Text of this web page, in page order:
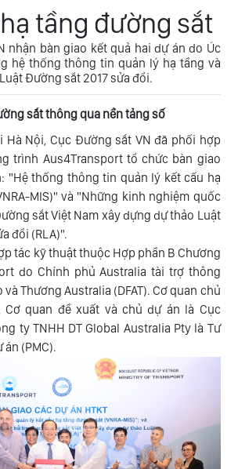
tầng đường sắt
nhận bàn giao kết quả hai dự án do Úc
hệ thống thông tin quản lý hạ tầng và
Đường sắt 2017 sửa đổi.
sắt thông qua nền tảng số
Hà Nội, Cục Đường sắt VN đã phối hợp
trình Aus4Transport tổ chức bàn giao
"Hệ thống thông tin quản lý kết cấu hạ
MIS)" và "Những kinh nghiệm quốc
sắt Việt Nam xây dựng dự thảo Luật
đổi (RLA)".
tác kỹ thuật thuộc Hợp phần B Chương
do Chính phủ Australia tài trợ thông
Thương Australia (DFAT). Cơ quan chủ
Cơ quan đề xuất và chủ dự án là Cục
ty TNHH DT Global Australia Pty là Tư
(PMC).